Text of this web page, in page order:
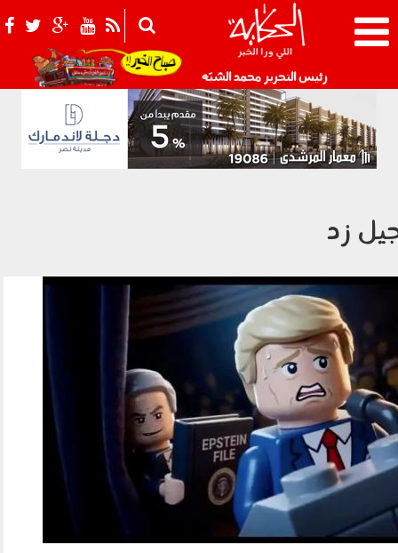
رئيس التحرير محمد الشبّه 021_2.png
زد
150401.jpg